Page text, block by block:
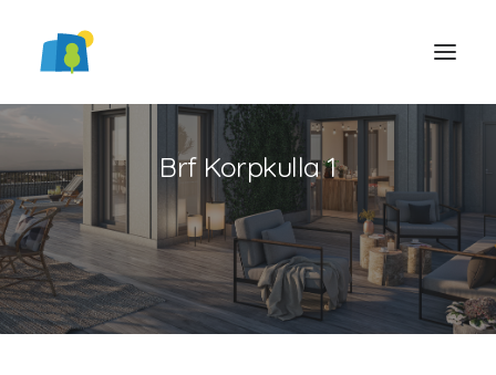
Brf Korpkulla 1